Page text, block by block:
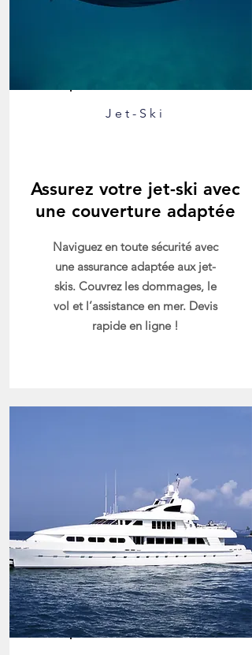
Jet-Ski
Assurez votre jet-ski avec
une couverture adaptée
Naviguez en toute sécurité avec
une assurance adaptée aux jet-
skis. Couvrez les dommages, le
vol et l’assistance en mer. Devis
rapide en ligne !